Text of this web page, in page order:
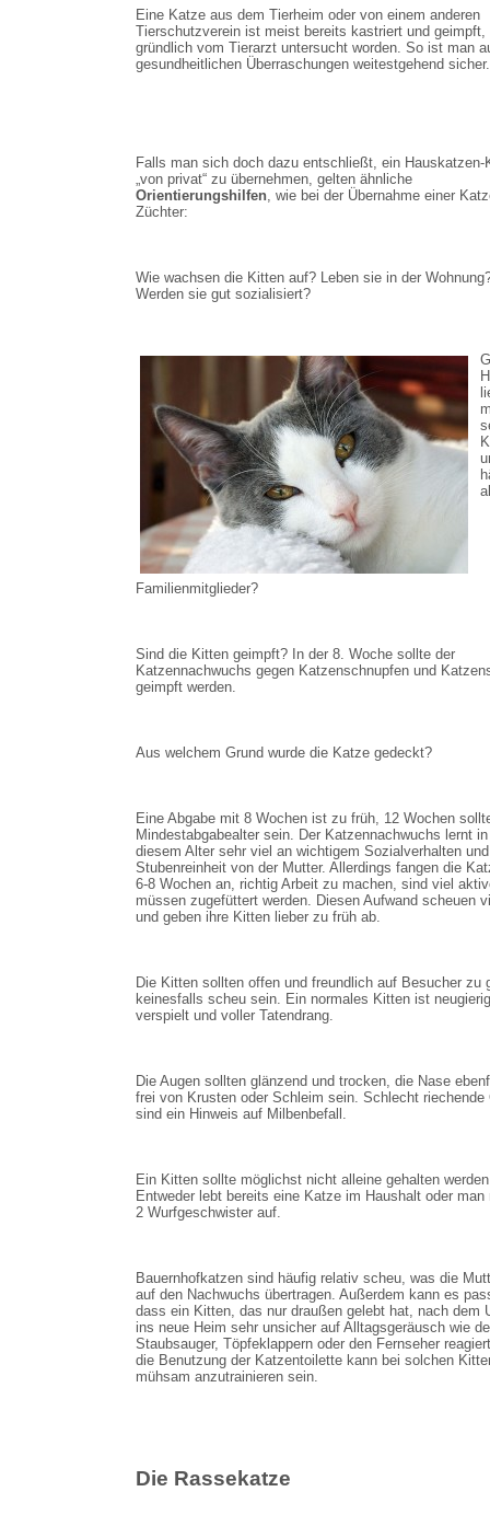
Eine Katze aus dem Tierheim oder von einem anderen
Tierschutzverein ist meist bereits kastriert und geimpft,
gründlich vom Tierarzt untersucht worden. So ist man
gesundheitlichen Überraschungen weitestgehend sicher.
Falls man sich doch dazu entschließt, ein Hauskatzen-
„von privat“ zu übernehmen, gelten ähnliche
Orientierungshilfen , wie bei der Übernahme einer
Züchter:
Wie wachsen die Kitten auf? Leben sie in der
Werden sie gut sozialisiert?
Familienmitglieder?
Sind die Kitten geimpft? In der 8. Woche sollte der
Katzennachwuchs gegen Katzenschnupfen und
geimpft werden.
Aus welchem Grund wurde die Katze gedeckt?
Eine Abgabe mit 8 Wochen ist zu früh, 12 Wochen
Mindestabgabealter sein. Der Katzennachwuchs lernt in
diesem Alter sehr viel an wichtigem Sozialverhalten
Stubenreinheit von der Mutter. Allerdings fangen die
6-8 Wochen an, richtig Arbeit zu machen, sind viel
müssen zugefüttert werden. Diesen Aufwand scheuen
und geben ihre Kitten lieber zu früh ab.
Die Kitten sollten offen und freundlich auf Besucher zu
keinesfalls scheu sein. Ein normales Kitten ist
verspielt und voller Tatendrang.
Die Augen sollten glänzend und trocken, die Nase
frei von Krusten oder Schleim sein. Schlecht riechende
sind ein Hinweis auf Milbenbefall.
Ein Kitten sollte möglichst nicht alleine gehalten
Entweder lebt bereits eine Katze im Haushalt oder man
2 Wurfgeschwister auf.
Bauernhofkatzen sind häufig relativ scheu, was die
auf den Nachwuchs übertragen. Außerdem kann es
dass ein Kitten, das nur draußen gelebt hat, nach dem
ins neue Heim sehr unsicher auf Alltagsgeräusch wie
Staubsauger, Töpfeklappern oder den Fernseher
die Benutzung der Katzentoilette kann bei solchen
mühsam anzutrainieren sein.
Die Rassekatze